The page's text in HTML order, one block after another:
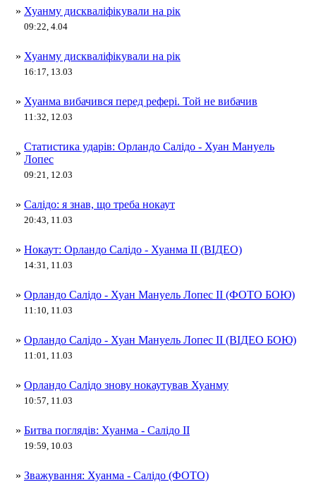
» Хуанму дискваліфікували на рік
09:22, 4.04
» Хуанму дискваліфікували на рік
16:17, 13.03
» Хуанма вибачився перед рефері. Той не вибачив
11:32, 12.03
»
Статистика ударів: Орландо Салідо - Хуан Мануель
Лопес
09:21, 12.03
» Салідо: я знав, що треба нокаут
20:43, 11.03
» Нокаут: Орландо Салідо - Хуанма ІІ (ВІДЕО)
14:31, 11.03
» Орландо Салідо - Хуан Мануель Лопес ІІ (ФОТО БОЮ)
11:10, 11.03
» Орландо Салідо - Хуан Мануель Лопес ІІ (ВІДЕО БОЮ)
11:01, 11.03
» Орландо Салідо знову нокаутував Хуанму
10:57, 11.03
» Битва поглядів: Хуанма - Салідо ІІ
19:59, 10.03
» Зважування: Хуанма - Салідо (ФОТО)